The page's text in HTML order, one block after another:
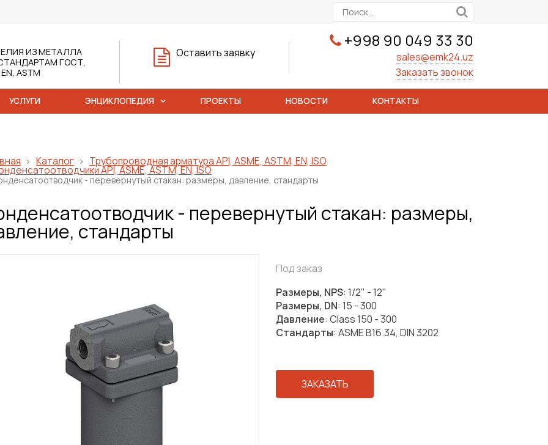
+998 90 049 33 30
sales@emk24.uz
Заказать звонок
Оставить заявку
ИЗ МЕТАЛЛА
ГОСТ,
ASTM
УСЛУГИ ЭНЦИКЛОПЕДИЯ ПРОЕКТЫ НОВОСТИ КОНТАКТЫ
Каталог Трубопроводная арматура API, ASME, ASTM, EN, ISO
API, ASME, ASTM, EN, ISO
- перевернутый стакан: размеры, давление, стандарты
- перевернутый стакан: размеры,
стандарты
Под заказ
Размеры, NPS: 1/2" - 12"
Размеры, DN: 15 - 300
Давление: Class 150 - 300
Стандарты: ASME B16.34, DIN 3202
ЗАКАЗАТЬ